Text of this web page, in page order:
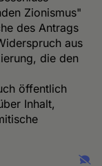
Zionismus"
des Antrags
aus
die den
öffentlich
Inhalt,